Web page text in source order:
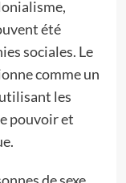
été
sociales. Le
comme un
les
pouvoir et